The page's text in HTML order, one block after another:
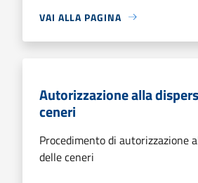
VAI ALLA PAGINA
Autorizzazione alla
ceneri
Procedimento di autorizzazione
delle ceneri